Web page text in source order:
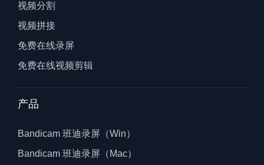
视频分割
视频拼接
免费在线录屏
免费在线视频剪辑
产品
Bandicam 班迪录屏（Win）
Bandicam 班迪录屏（Mac）